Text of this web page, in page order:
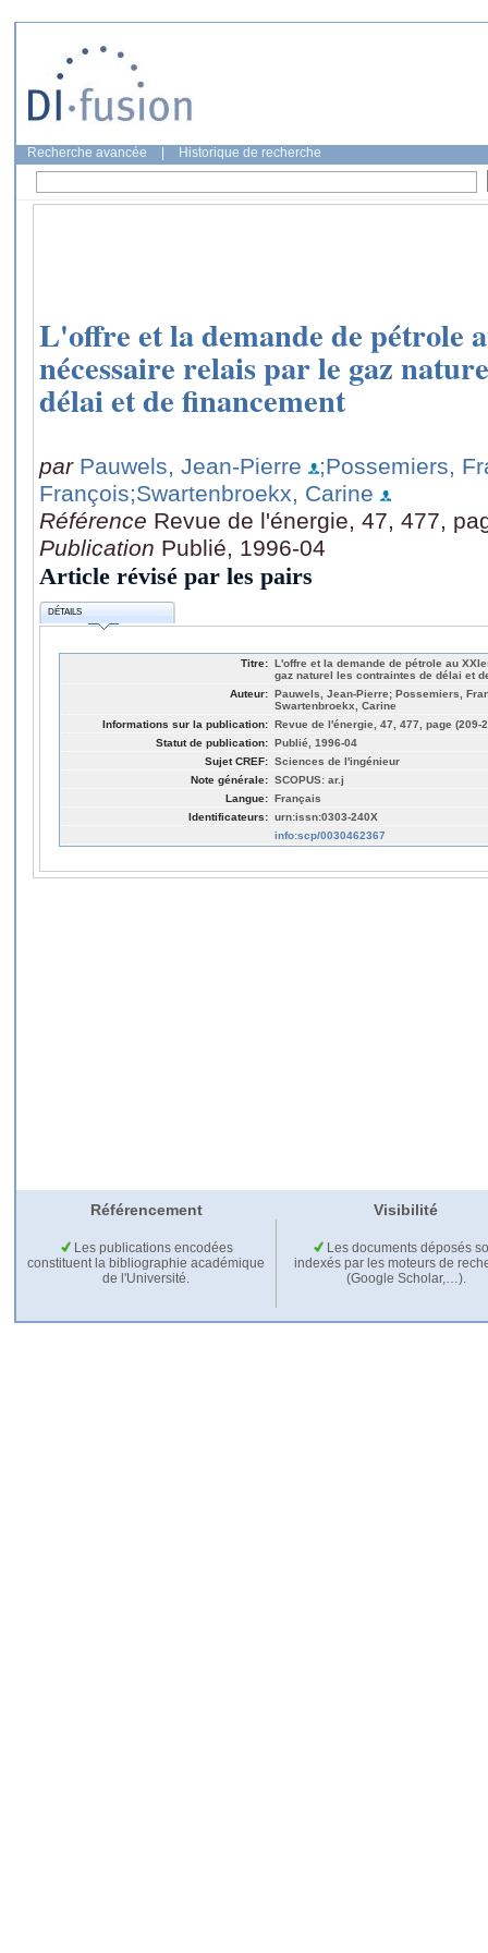
Recherche avancée Historique de recherche
L'offre et la demande de pétrole
nécessaire relais par le gaz
délai et de financement
par Pauwels, Jean-Pierre
;Possemiers,
François;Swartenbroekx, Carine
Référence Revue de l'énergie, 47, 477,
Publication Publié, 1996-04
Article révisé par les pairs
DÉTAILS
Titre: L'offre et la demande de pétrole au
gaz naturel les contraintes de délai et
Auteur: Pauwels, Jean-Pierre; Possemiers,
Swartenbroekx, Carine
Informations sur la publication: Revue de l'énergie, 47, 477, page (209-
Statut de publication: Publié, 1996-04
Sujet CREF: Sciences de l'ingénieur
Note générale: SCOPUS: ar.j
Langue: Français
Identificateurs: urn:issn:0303-240X
info:scp/0030462367
Référencement Visibilité
Les publications encodées
constituent la bibliographie académique
de l'Université.
Les documents déposés
indexés par les moteurs de
(Google Scholar,…).